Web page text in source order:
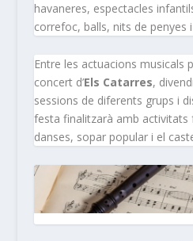
havaneres, espectacles
correfoc, balls, nits de penyes
Entre les actuacions musicals
concert d’Els Catarres,
sessions de diferents grups i
festa finalitzarà amb activitats
danses, sopar popular i el